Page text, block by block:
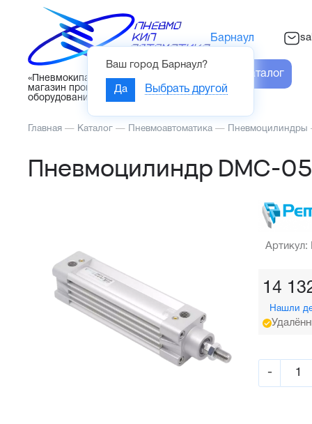
«Пневмокипавтоматика» – интернет-
магазин промышленного
оборудования
Барнаул
Ваш город Барнаул?
Да Выбрать другой
Каталог
Главная — Каталог — Пневмоавтоматика — Пневмоцилиндры
Пневмоцилиндр DMC-
Артикул:
14
Нашли
-